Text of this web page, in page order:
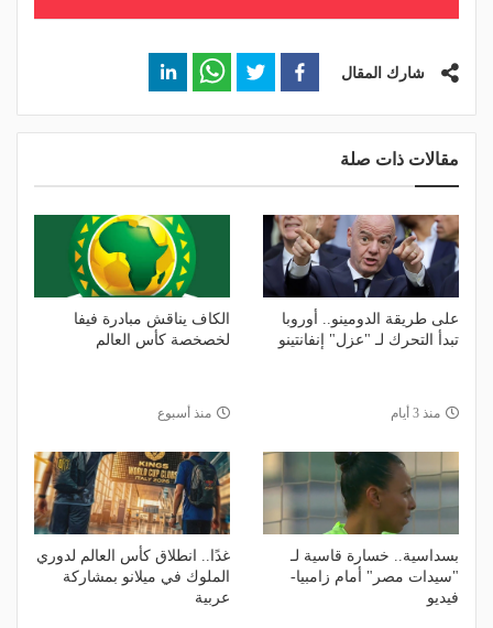
شارك المقال
مقالات ذات صلة
على طريقة الدومينو.. أوروبا
تبدأ التحرك لـ "عزل" إنفانتينو
منذ 3 أيام
الكاف يناقش مبادرة فيفا
لخصخصة كأس العالم
منذ أسبوع
بسداسية.. خسارة قاسية لـ
"سيدات مصر" أمام زامبيا-
فيديو
غدًا.. انطلاق كأس العالم لدوري
الملوك في ميلانو بمشاركة
عربية